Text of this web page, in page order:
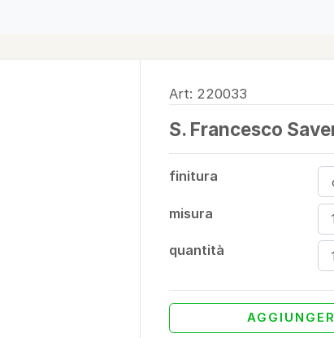
Art: 220033
S. Francesco
finitura
misura
quantità